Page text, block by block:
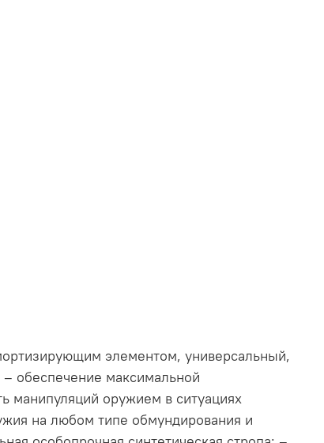
элементом, универсальный,
обеспечение максимальной
манипуляций оружием в ситуациях
на любом типе обмундирования и